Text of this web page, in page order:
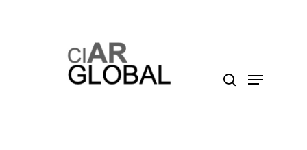
Presione enter para buscar o ESC para cerrar